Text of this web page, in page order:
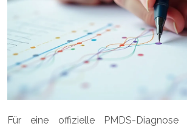
Für eine offizielle PMDS-